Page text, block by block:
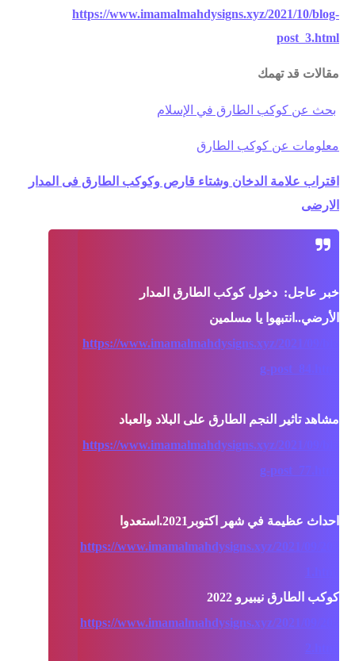
https://www.imamalmahdysigns.xyz/2021/10/blog-
post_3.html
مقالات قد تهمك
بحث عن كوكب الطارق في الإسلام
معلومات عن كوكب الطارق
اقتراب علامة الدخان وشتاء قارص وكوكب الطارق فى المدار
الارضى
https://www.imamalmahdysigns.xyz/2021/09/blo
g-post_84.html
https://www.imamalmahdysigns.xyz/2021/09/blo
g-post_77.html
https://www.imamalmahdysigns.xyz/2021/09/202
https://www.imamalmahdysigns.xyz/2021/09/202